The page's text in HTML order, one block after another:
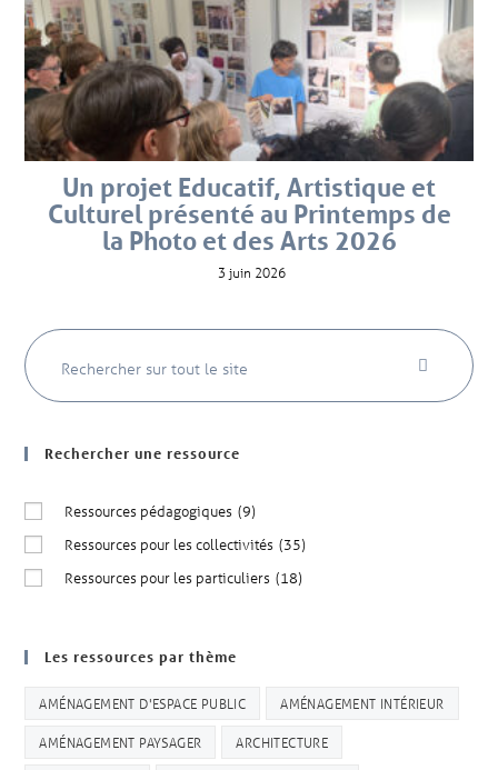
Un projet Educatif, Artistique et
Culturel présenté au Printemps de
la Photo et des Arts 2026
3 juin 2026
Rechercher une ressource
Ressources pédagogiques (9)
Ressources pour les collectivités (35)
Ressources pour les particuliers (18)
Les ressources par thème
AMÉNAGEMENT D'ESPACE PUBLIC AMÉNAGEMENT INTÉRIEUR
AMÉNAGEMENT PAYSAGER ARCHITECTURE